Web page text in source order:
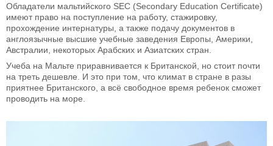
Обладатели мальтийского SEC (Secondary Education Certificate)
имеют право на поступление на работу, стажировку,
прохождение интернатуры, а также подачу документов в
англоязычные высшие учебные заведения Европы, Америки,
Австралии, некоторых Арабских и Азиатских стран.
Учеба на Мальте приравнивается к Британской, но стоит почти
на треть дешевле. И это при том, что климат в стране в разы
приятнее Британского, а всё свободное время ребенок сможет
проводить на море.